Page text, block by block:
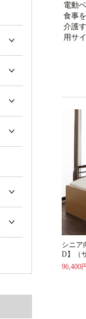
電動
食事
介護
用サ
シニア
D】（
96,400